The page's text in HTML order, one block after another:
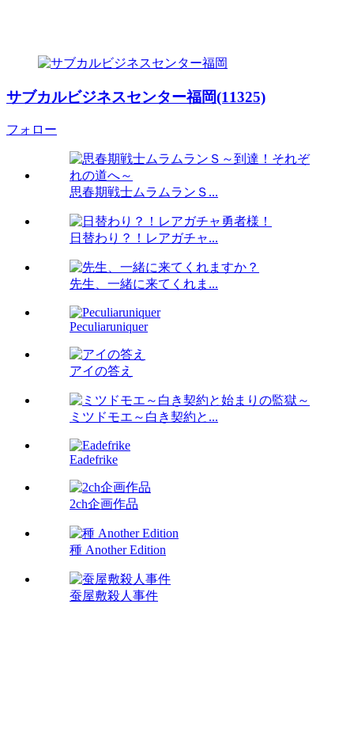
サブカルビジネスセンター福岡(11325)
フォロー
思春期戦士ムラムランＳ...
日替わり？！レアガチャ...
先生、一緒に来てくれま...
Peculiaruniquer
アイの答え
ミツドモエ～白き契約と...
Eadefrike
2ch企画作品
種 Another Edition
蚕屋敷殺人事件